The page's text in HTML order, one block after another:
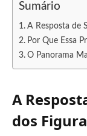
Sumário
A Resposta de
Por Que Essa
O Panorama
A
dos